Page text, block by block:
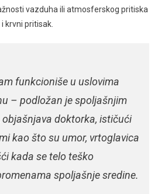
vazduha ili atmosferskog pritiska
krvni pritisak.
funkcioniše u uslovima
– podložan je spoljašnjim
objašnjava doktorka, ističući
kao što su umor, vrtoglavica
kada se telo teško
spoljašnje sredine.